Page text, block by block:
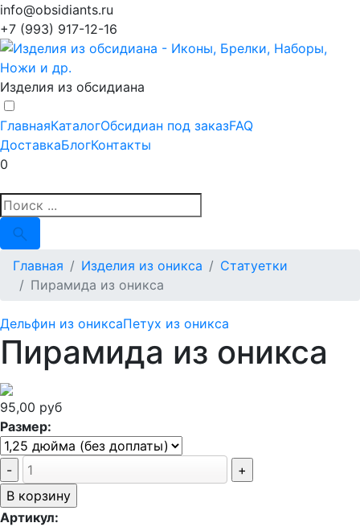
info@obsidiants.ru
+7 (993) 917-12-16
Изделия из обсидиана
ГлавнаяКаталогОбсидиан под заказFAQ
ДоставкаБлогКонтакты
0
Главная Изделия из оникса
Статуетки
Пирамида из оникса
Дельфин из ониксаПетух из оникса
Пирамида из оникса
95,00 руб
Размер:
Артикул: